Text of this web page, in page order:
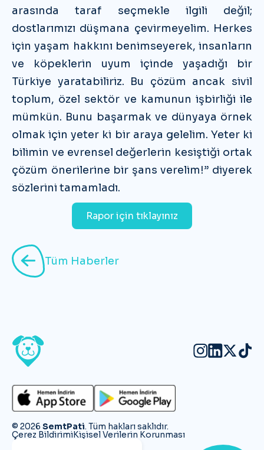
arasında taraf seçmekle ilgili değil;
dostlarımızı düşmana çevirmeyelim. Herkes
için yaşam hakkını benimseyerek, insanların
ve köpeklerin uyum içinde yaşadığı bir
Türkiye yaratabiliriz. Bu çözüm ancak sivil
toplum, özel sektör ve kamunun işbirliği ile
mümkün. Bunu başarmak ve dünyaya örnek
olmak için yeter ki bir araya gelelim. Yeter ki
bilimin ve evrensel değerlerin kesiştiği ortak
çözüm önerilerine bir şans verelim!” diyerek
sözlerini tamamladı.
Rapor için tıklayınız
Tüm Haberler
© 2026 SemtPati. Tüm hakları saklıdır.
Çerez BildirimiKişisel Verilerin Korunması